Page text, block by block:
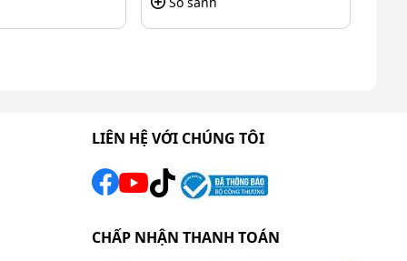
LIÊN HỆ VỚI CHÚNG TÔI
CHẤP NHẬN THANH TOÁN